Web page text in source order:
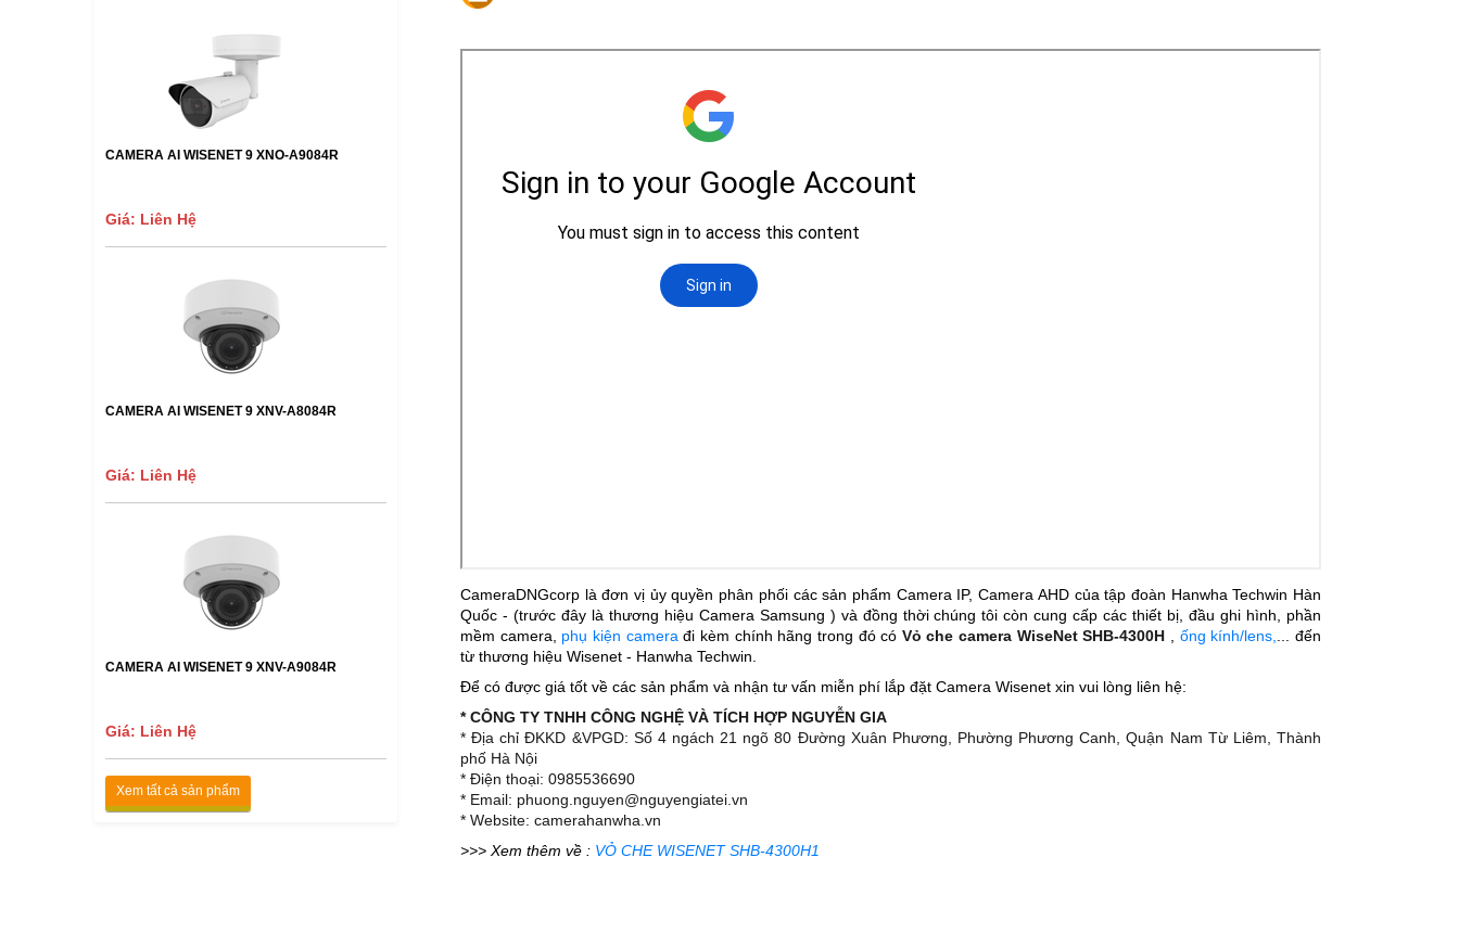
CAMERA AI WISENET 9 XNO-A9084R
Giá: Liên Hệ
CAMERA AI WISENET 9 XNV-A8084R
Giá: Liên Hệ
CAMERA AI WISENET 9 XNV-A9084R
Giá: Liên Hệ
Xem tất cả sản phẩm
CameraDNGcorp là đơn vị ủy quyền phân phối các sản phẩm Camera IP, Camera AHD của tập đoàn Hanwha Techwin Hàn
Quốc - (trước đây là thương hiệu Camera Samsung ) và đồng thời chúng tôi còn cung cấp các thiết bị, đầu ghi hình, phần
mềm camera, phụ kiện camera đi kèm chính hãng trong đó có Vỏ che camera WiseNet SHB-4300H ống kính/lens,
... đến
từ thương hiệu Wisenet - Hanwha Techwin.
Để có được giá tốt về các sản phẩm và nhận tư vấn miễn phí lắp đặt Camera Wisenet xin vui lòng liên hệ:
* CÔNG TY TNHH CÔNG NGHỆ VÀ TÍCH HỢP NGUYỄN GIA
* Địa chỉ ĐKKD &VPGD: Số 4 ngách 21 ngõ 80 Đường Xuân Phương, Phường Phương Canh, Quận Nam Từ Liêm, Thành
phố Hà Nội
* Điện thoại: 0985536690
* Email: phuong.nguyen@nguyengiatei.vn
* Website: camerahanwha.vn
>>> Xem thêm về : VỎ CHE WISENET SHB-4300H1